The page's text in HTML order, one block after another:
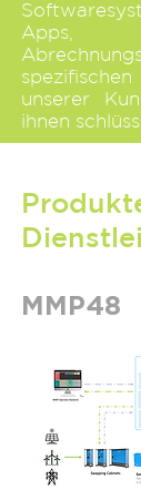
Apps,
unserer
ihnen
MMP48